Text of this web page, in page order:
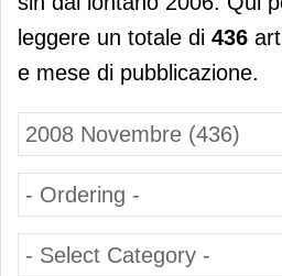
leggere un totale di 436
e mese di pubblicazione.